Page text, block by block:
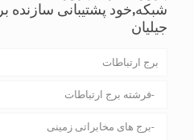
شبکه,خود پشتیبانی
جیلیان
برج ارتباطات
فرشته برج ارتباطات
برج های مخابراتی زمینی